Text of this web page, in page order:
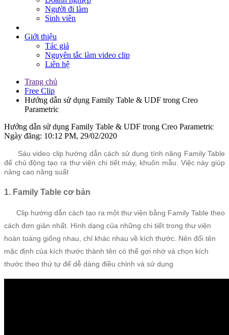
Người đi làm
Sinh viên
Giới thiệu
Tác giả
Nguyên tắc làm video clip
Liên hệ
Trang chủ
Free Clip
Hướng dẫn sử dụng Family Table & UDF trong Creo
Parametric
Hướng dẫn sử dụng Family Table & UDF trong Creo Parametric
Ngày đăng: 10:12 PM, 29/02/2020
Sáu video clip hướng dẫn cách sử dụng tính năng Family Table
để chủ động tạo ra thư viện chi tiết máy, khuôn mẫu. Việc này giúp
nâng cao năng suất
1. Family Table cơ bản
Clip hướng dẫn cách tạo ra một thư viện bằng Family Table theo
cách đơn giản nhất. Hình dạng của những chi tiết trong thư viện
hoàn toàng giống nhau, chỉ khác nhau về kích thước. Nên đổi tên
mặc định của kích thước thành tên có thể gợi nhớ và chọn kích
thước theo thứ tự để dễ dàng điều chỉnh và sử dụng